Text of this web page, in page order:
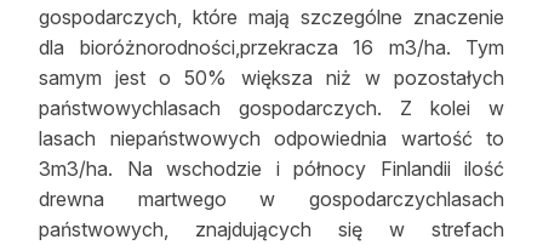
gospodarczych, które mają szczególne znaczenie
dla bioróżnorodności,przekracza 16 m3/ha. Tym
samym jest o 50% większa niż w pozostałych
państwowychlasach gospodarczych. Z kolei w
lasach niepaństwowych odpowiednia wartość to
3m3/ha. Na wschodzie i północy Finlandii ilość
drewna martwego w gospodarczychlasach
państwowych, znajdujących się w strefach